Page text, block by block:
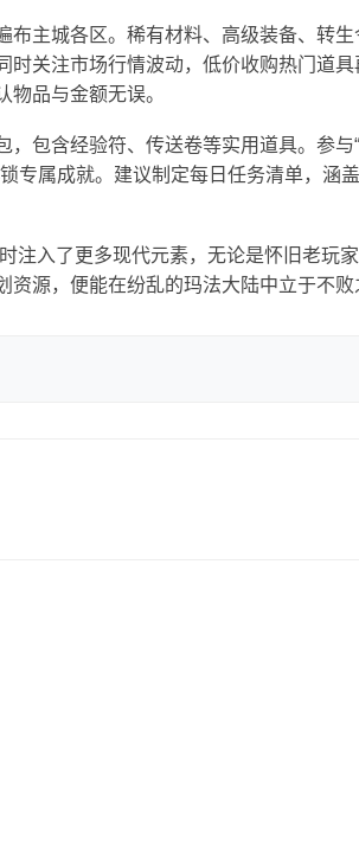
主城各区。稀有材料、高级装备、转
关注市场行情波动，低价收购热门道
品与金额无误。
包含经验符、传送卷等实用道具。参与“
专属成就。建议制定每日任务清单，涵盖
注入了更多现代元素，无论是怀旧老玩
源，便能在纷乱的玛法大陆中立于不败